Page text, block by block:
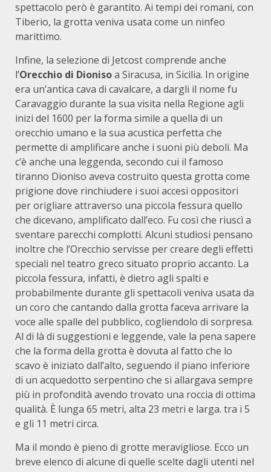
spettacolo però è garantito. Ai tempi dei romani, con
Tiberio, la grotta veniva usata come un ninfeo
marittimo.
Infine, la selezione di Jetcost comprende anche
l’Orecchio di Dionisoa Siracusa, in Sicilia. In origine
era un’antica cava di cavalcare, a dargli il nome fu
Caravaggio durante la sua visita nella Regione agli
inizi del 1600 per la forma simile a quella di un
orecchio umano e la sua acustica perfetta che
permette di amplificare anche i suoni più deboli. Ma
c’è anche una leggenda, secondo cui il famoso
tiranno Dioniso aveva costruito questa grotta come
prigione dove rinchiudere i suoi accesi oppositori
per origliare attraverso una piccola fessura quello
che dicevano, amplificato dall’eco. Fu così che riuscì a
sventare parecchi complotti. Alcuni studiosi pensano
inoltre che l’Orecchio servisse per creare degli effetti
speciali nel teatro greco situato proprio accanto. La
piccola fessura, infatti, è dietro agli spalti e
probabilmente durante gli spettacoli veniva usata da
un coro che cantando dalla grotta faceva arrivare la
voce alle spalle del pubblico, cogliendolo di sorpresa.
Al di là di suggestioni e leggende, vale la pena sapere
che la forma della grotta è dovuta al fatto che lo
scavo è iniziato dall’alto, seguendo il piano inferiore
di un acquedotto serpentino che si allargava sempre
più in profondità avendo trovato una roccia di ottima
qualità. È lunga 65 metri, alta 23 metri e larga. tra i 5
e gli 11 metri circa.
Ma il mondo è pieno di grotte meravigliose. Ecco un
breve elenco di alcune di quelle scelte dagli utenti nel